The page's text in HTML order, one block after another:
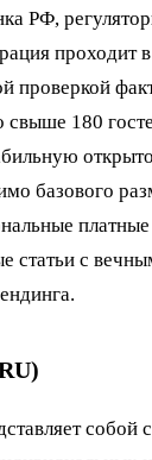
РФ,
проходит
проверкой
свыше 180
базового
статьи с
собой